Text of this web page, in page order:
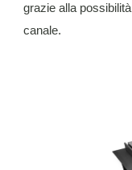
grazie alla
canale.